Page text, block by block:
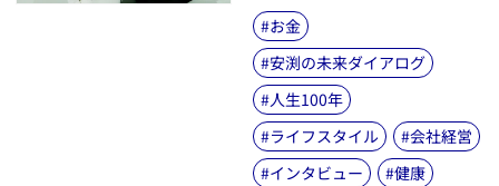
#お金
#安渕の未来ダイアログ
#人生100年
#ライフスタイル #会社経営
#インタビュー #健康